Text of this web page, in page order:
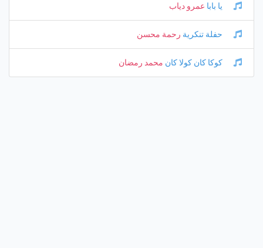
يا بابا عمرو دياب
حفلة تنكرية رحمة محسن
كوكا كان كولا كان محمد رمضان